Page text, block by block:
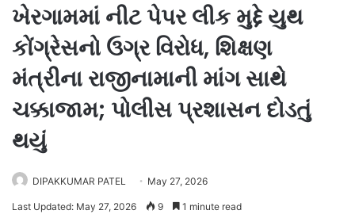
ખેરગામમાં નીટ પેપર લીક મુદ્દે યુથ
કોંગ્રેસનો ઉગ્ર વિરોધ, શિક્ષણ
મંત્રીના રાજીનામાની માંગ સાથે
ચક્કાજામ; પોલીસ પ્રશાસન દોડતું
થયું
DIPAKKUMAR PATEL May 27, 2026
Last Updated: May 27, 2026 9 1 minute read